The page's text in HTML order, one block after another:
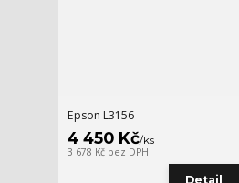
Epson L3156
4 450 Kč/ks
3 678 Kč bez DPH
Detail